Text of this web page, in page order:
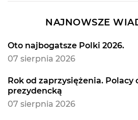
NAJNOWSZE
Oto najbogatsze Polki 2026.
07 sierpnia 2026
Rok od zaprzysiężenia. Polacy
prezydencką
07 sierpnia 2026